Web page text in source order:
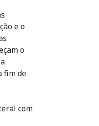
e o
o
fim de
com